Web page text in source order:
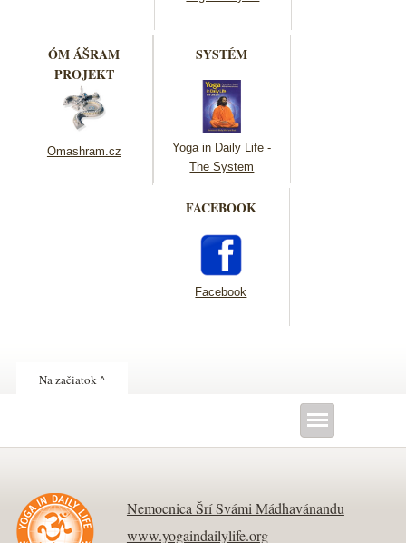
ÓM ÁŠRAM
PROJEKT
Omashram.cz
SYSTÉM
Yoga in Daily Life -
The System
FACEBOOK
Facebook
Na začiatok ^
Nemocnica Šrí Svámi Mádhavánandu
www.yogaindailylife.org